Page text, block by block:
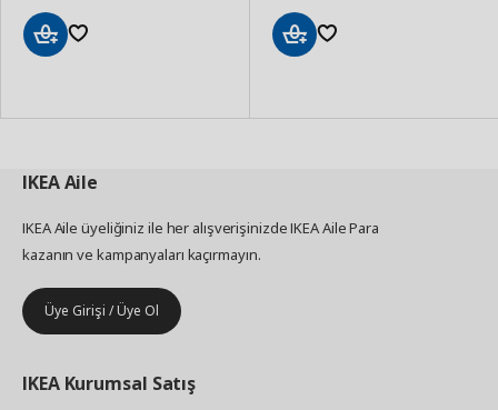
IKEAAile
IKEA Aile üyeliğiniz ile her alışverişinizde IKEA Aile Para
kazanın ve kampanyaları kaçırmayın.
Üye Girişi / Üye Ol
IKEA Kurumsal Satış